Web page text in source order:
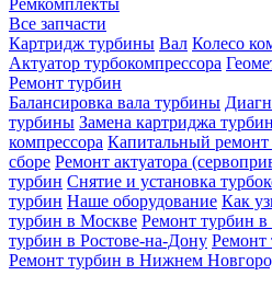
Ремкомплекты
Все запчасти
Картридж турбины Вал Колесо
Актуатор турбокомпрессора
Ремонт турбин
Балансировка вала турбины
турбины Замена картриджа
компрессора Капитальный
сборе Ремонт актуатора
турбин Снятие и установка
турбин Наше оборудование Как
турбин в Москве Ремонт турбин в
турбин в Ростове-на-Дону Ремонт
Ремонт турбин в Нижнем